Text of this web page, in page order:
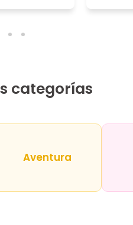
categorías
Aventura